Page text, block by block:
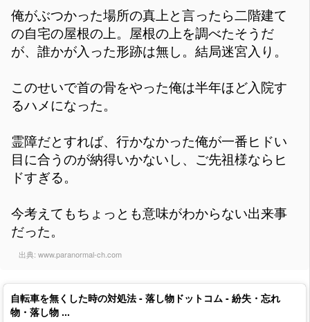
俺がぶつかった場所の真上と言ったら二階建て
の自宅の屋根の上。屋根の上を調べたそうだ
が、誰かが入った形跡は無し。結局迷宮入り。
このせいで首の骨をやった俺は半年ほど入院す
るハメになった。
霊障だとすれば、行かなかった俺が一番ヒドい
目に合うのが納得いかないし、ご先祖様ならヒ
ドすぎる。
今考えてもちょっとも意味がわからない出来事
だった。
出典: www.paranormal-ch.com
自転車を無くした時の対処法 - 落し物ドットコム - 紛失・忘れ
物・落し物 ...